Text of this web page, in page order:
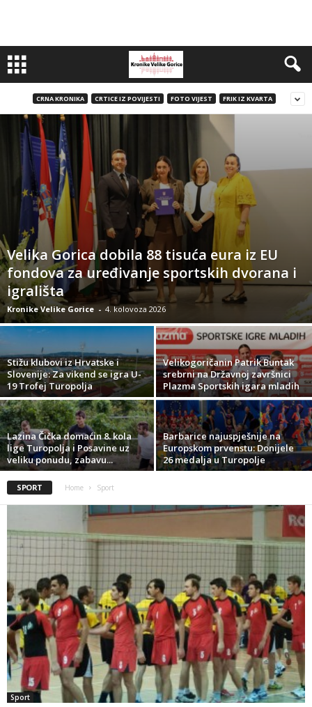
CRNA KRONIKA CRTICE IZ POVIJESTI FOTO VIJEST FRIK IZ KVARTA
Velika Gorica dobila 88 tisuća eura iz EU
fondova za uređivanje sportskih dvorana i
igrališta
Kronike Velike Gorice - 4. kolovoza 2026
Stižu klubovi iz Hrvatske i
Slovenije: Za vikend se igra U-
19 Trofej Turopolja
Velikogoričanin Patrik Buntak
srebrni na Državnoj završnici
Plazma Sportskih igara mladih
Lazina Čička domaćin 8. kola
lige Turopolja i Posavine uz
veliku ponudu, zabavu...
Barbarice najuspješnije na
Europskom prvenstu: Donijele
26 medalja u Turopolje
SPORT Home Sport
Sport